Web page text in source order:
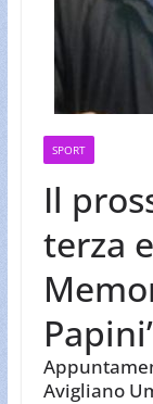
SPORT
Il
terza
Avigliano